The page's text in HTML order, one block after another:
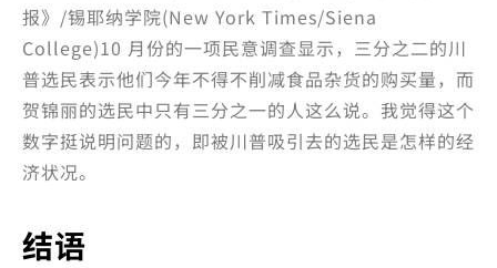
报》/锡耶纳学院(New York Times/Siena
College)10 月份的一项民意调查显示，三分之二的川
普选民表示他们今年不得不削减食品杂货的购买量，而
贺锦丽的选民中只有三分之一的人这么说。我觉得这个
数字挺说明问题的，即被川普吸引去的选民是怎样的经
济状况。
结语